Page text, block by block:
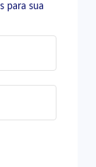
para sua